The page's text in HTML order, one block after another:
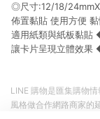
◎尺寸:12/18/
佈置黏貼 使用方便
適用紙類與紙板黏貼
讓卡片呈現立體效果
LINE 購物是匯集購物
風格做合作網路商家的